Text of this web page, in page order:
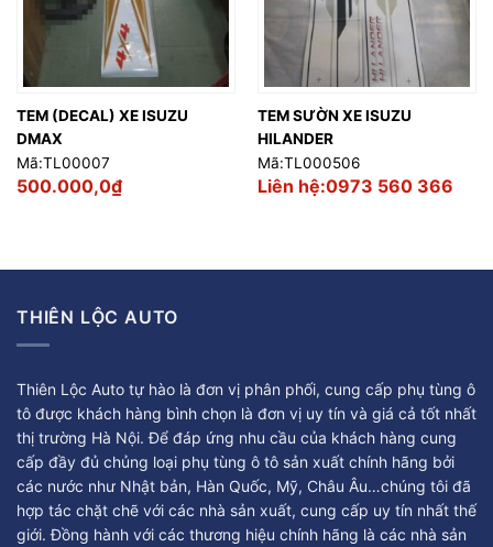
TEM (DECAL) XE ISUZU
DMAX
Mã:TL00007
500.000,0₫
TEM SƯỜN XE ISUZU
HILANDER
Mã:TL000506
Liên hệ:0973 560 366
THIÊN LỘC AUTO
Thiên Lộc Auto tự hào là đơn vị phân phối, cung cấp phụ tùng ô
tô được khách hàng bình chọn là đơn vị uy tín và giá cả tốt nhất
thị trường Hà Nội. Để đáp ứng nhu cầu của khách hàng cung
cấp đầy đủ chủng loại phụ tùng ô tô sản xuất chính hãng bởi
các nước như Nhật bản, Hàn Quốc, Mỹ, Châu Âu…chúng tôi đã
hợp tác chặt chẽ với các nhà sản xuất, cung cấp uy tín nhất thế
giới. Đồng hành với các thương hiệu chính hãng là các nhà sản